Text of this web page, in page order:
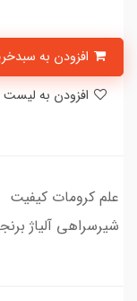
شیرسراهی آلیاژ